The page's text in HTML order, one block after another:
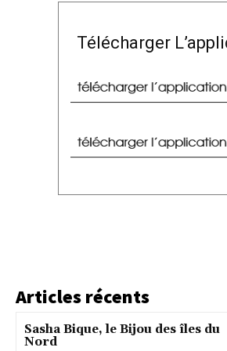
Télécharger
Articles récents
Sasha Bique, le Bijou des îles du
Nord